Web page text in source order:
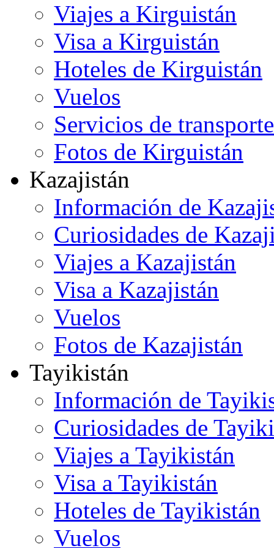
Viajes a Kirguistán
Visa a Kirguistán
Hoteles de Kirguistán
Vuelos
Servicios de transporte
Fotos de Kirguistán
Kazajistán
Información de
Curiosidades de
Viajes a Kazajistán
Visa a Kazajistán
Vuelos
Fotos de Kazajistán
Tayikistán
Información de
Curiosidades de
Viajes a Tayikistán
Visa a Tayikistán
Hoteles de Tayikistán
Vuelos